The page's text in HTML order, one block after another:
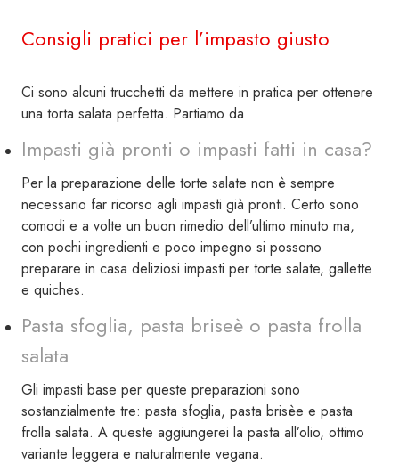
Consigli pratici per l’impasto giusto
Ci sono alcuni trucchetti da mettere in pratica per ottenere
una torta salata perfetta. Partiamo da
Impasti già pronti o impasti fatti in casa?
Per la preparazione delle torte salate non è sempre
necessario far ricorso agli impasti già pronti. Certo sono
comodi e a volte un buon rimedio dell’ultimo minuto ma,
con pochi ingredienti e poco impegno si possono
preparare in casa deliziosi impasti per torte salate, gallette
e quiches.
Pasta sfoglia, pasta briseè o pasta frolla
salata
Gli impasti base per queste preparazioni sono
sostanzialmente tre: pasta sfoglia, pasta brisèe e pasta
frolla salata. A queste aggiungerei la pasta all’olio, ottimo
variante leggera e naturalmente vegana.